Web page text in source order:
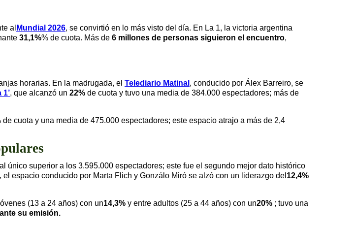
al Mundial 2026, se convirtió en lo más visto del día. En La 1, la victoria argentina
31,1%% de cuota. Más de 6 millones de personas siguieron el encuentro,
horarias. En la madrugada, el Telediario Matinal , conducido por Álex Barreiro, se
1’, que alcanzó un 22% de cuota y tuvo una media de 384.000 espectadores; más de
de cuota y una media de 475.000 espectadores; este espacio atrajo a más de 2,4
único superior a los 3.595.000 espectadores; este fue el segundo mejor dato histórico
espacio conducido por Marta Flich y Gonzálo Miró se alzó con un liderazgo del 12,4%
(13 a 24 años) con un14,3% y entre adultos (25 a 44 años) con un20% ; tuvo una
su emisión.